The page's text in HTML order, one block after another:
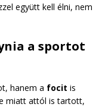
együtt kell élni, nem
a sportot
hanem a focit is
miatt attól is tartott,